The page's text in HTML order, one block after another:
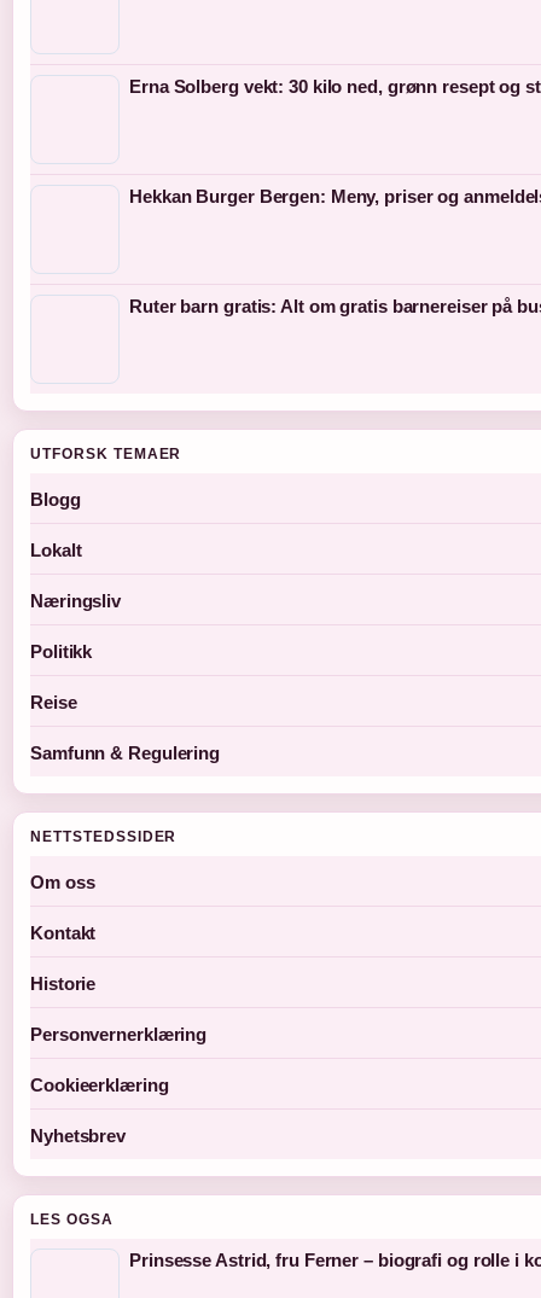
Erna Solberg vekt: 30 kilo ned, grønn resept og
Hekkan Burger Bergen: Meny, priser og
Ruter barn gratis: Alt om gratis barnereiser på
UTFORSK TEMAER
Blogg
Lokalt
Næringsliv
Politikk
Reise
Samfunn & Regulering
NETTSTEDSSIDER
Om oss
Kontakt
Historie
Personvernerklæring
Cookieerklæring
Nyhetsbrev
LES OGSA
Prinsesse Astrid, fru Ferner – biografi og rolle i